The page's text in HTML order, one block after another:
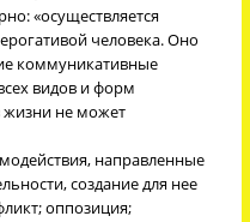
«осуществляется
человека. Оно
коммуникативные
видов и форм
жизни не может
направленные
создание для нее
оппозиция;